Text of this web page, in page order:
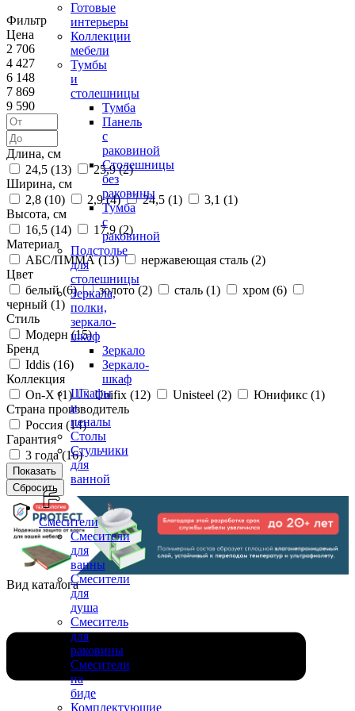
Готовые
интерьеры
Коллекции
мебели
Тумбы
и
столешницы
Тумба
Панель
с
раковиной
Столешницы
без
раковины
Тумба
с
раковиной
Подстолье
для
столешницы
Зеркала,
полки,
зеркало-
шкаф
Зеркало
Зеркало-
шкаф
Шкафы
и
пеналы
Столы
Стульчики
для
ванной
Смесители
Смесители
для
ванны
Смесители
для
душа
Смеситель
для
раковины
Смесители
на
биде
Комплектующие
Фильтр
Цена
2 706
4 427
6 148
7 869
9 590
Длина, см
24,5 (13) 25,9 (2)
Ширина, см
2,8 (10) 2,9 (4) 24,5 (1) 3,1 (1)
Высота, см
16,5 (14) 17,9 (2)
Материал
АБС/ПММА (13) нержавеющая сталь (2)
Цвет
белый (6) золото (2) сталь (1) хром (6)
черный (1)
Стиль
Модерн (15)
Бренд
Iddis (16)
Коллекция
On-X (1) Unifix (12) Unisteel (2) Юнификс (1)
Страна производитель
Россия (14)
Гарантия
3 года (16)
Вид каталога